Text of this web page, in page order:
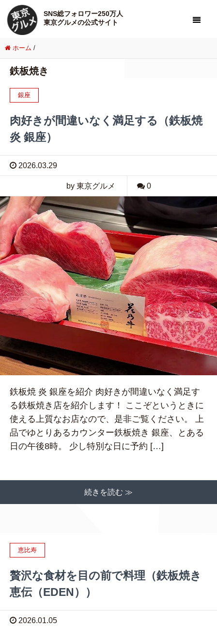
SNS総フォロワー250万人
東京グルメの公式サイト
ホーム /
鉄板焼き
銀座
肉好きが間違いなく満足する（鉄板焼
炎 銀座）
2026.03.29
by 東京グルメ 0
鉄板焼 炎 銀座を紹介 肉好きが間違いなく満足す
る鉄板焼き店を紹介します！ ここぞというときに
使える上質なお店なので、是非ご覧ください。 上
品でゆとりあるカウンター鉄板焼き 銀座、とある
日の午後8時。 少し特別な日に予約 […]
続きを読む ≫
恵比寿
贅沢な食材を目の前で料理（鉄板焼き
恵伝（EDEN））
2026.01.05